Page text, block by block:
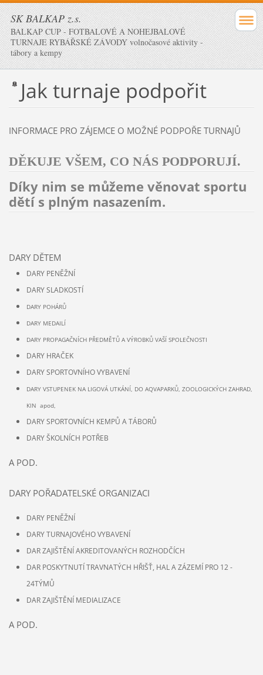
SK BALKAP z.s.
BALKAP CUP - FOTBALOVÉ A NOHEJBALOVÉ
TURNAJE RYBÁŘSKÉ ZÁVODY volnočasové aktivity -
tábory a kempy
Jak turnaje podpořit
INFORMACE PRO ZÁJEMCE O MOŽNÉ PODPOŘE TURNAJŮ
DĚKUJE VŠEM, CO NÁS PODPORUJÍ.
Díky nim se můžeme věnovat sportu
dětí s plným nasazením.
DARY DĚTEM
DARY PENĚŽNÍ
DARY SLADKOSTÍ
DARY POHÁRŮ
DARY MEDAILÍ
DARY PROPAGAČNÍCH PŘEDMĚTŮ A VÝROBKŮ VAŠÍ SPOLEČNOSTI
DARY HRAČEK
DARY SPORTOVNÍHO VYBAVENÍ
DARY VSTUPENEK NA LIGOVÁ UTKÁNÍ, DO AQVAPARKŮ, ZOOLOGICKÝCH ZAHRAD,
KIN apod,
DARY SPORTOVNÍCH KEMPŮ A TÁBORŮ
DARY ŠKOLNÍCH POTŘEB
A POD.
DARY POŘADATELSKÉ ORGANIZACI
DARY PENĚŽNÍ
DARY TURNAJOVÉHO VYBAVENÍ
DAR ZAJIŠTĚNÍ AKREDITOVANÝCH ROZHODČÍCH
DAR POSKYTNUTÍ TRAVNATÝCH HŘIŠŤ, HAL A ZÁZEMÍ PRO 12 -
24TÝMŮ
DAR ZAJIŠTĚNÍ MEDIALIZACE
A POD.